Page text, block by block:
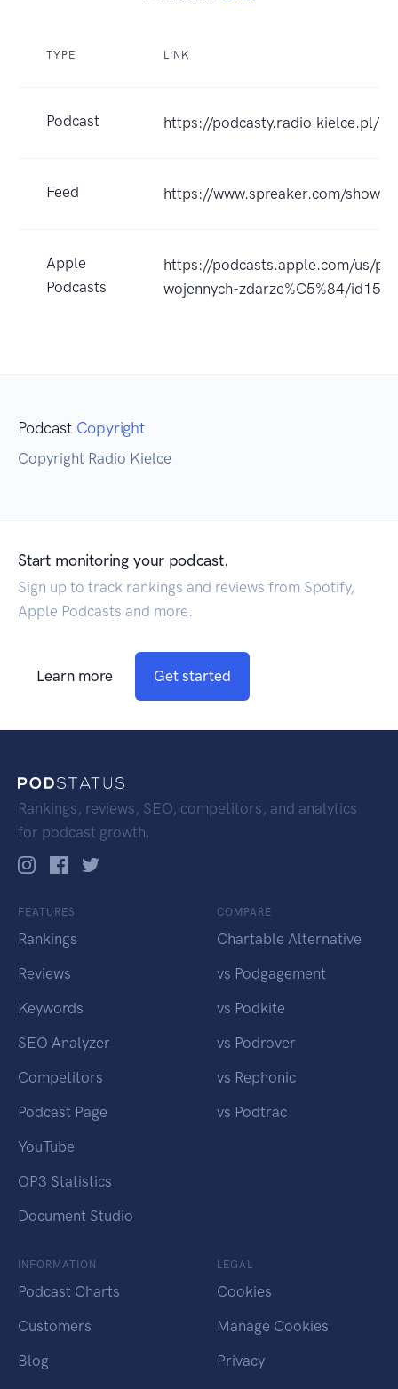
TYPE LINK
Podcast https://podcasty.radio.kielce.pl/
Feed https://www.spreaker.com/show/
Apple
Podcasts
https://podcasts.apple.com/us/
wojennych-zdarze%C5%84/
Podcast Copyright
Copyright Radio Kielce
Start monitoring your podcast.
Sign up to track rankings and reviews from Spotify,
Apple Podcasts and more.
Learn more Get started
Rankings, reviews, SEO, competitors, and analytics
for podcast growth.
FEATURES
Rankings
Reviews
Keywords
SEO Analyzer
Competitors
Podcast Page
YouTube
OP3 Statistics
Document Studio
COMPARE
Chartable Alternative
vs Podgagement
vs Podkite
vs Podrover
vs Rephonic
vs Podtrac
INFORMATION
Podcast Charts
Customers
Blog
LEGAL
Cookies
Manage Cookies
Privacy